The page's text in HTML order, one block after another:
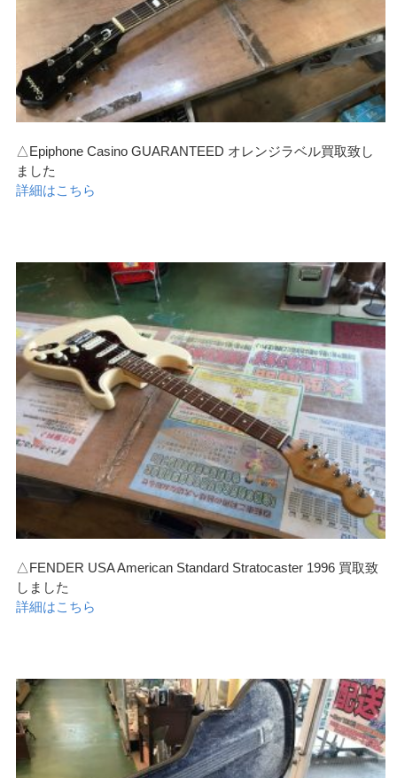
△Epiphone Casino GUARANTEED オレンジラベル買取致し
ました
詳細はこちら
△FENDER USA American Standard Stratocaster 1996 買取致
しました
詳細はこちら